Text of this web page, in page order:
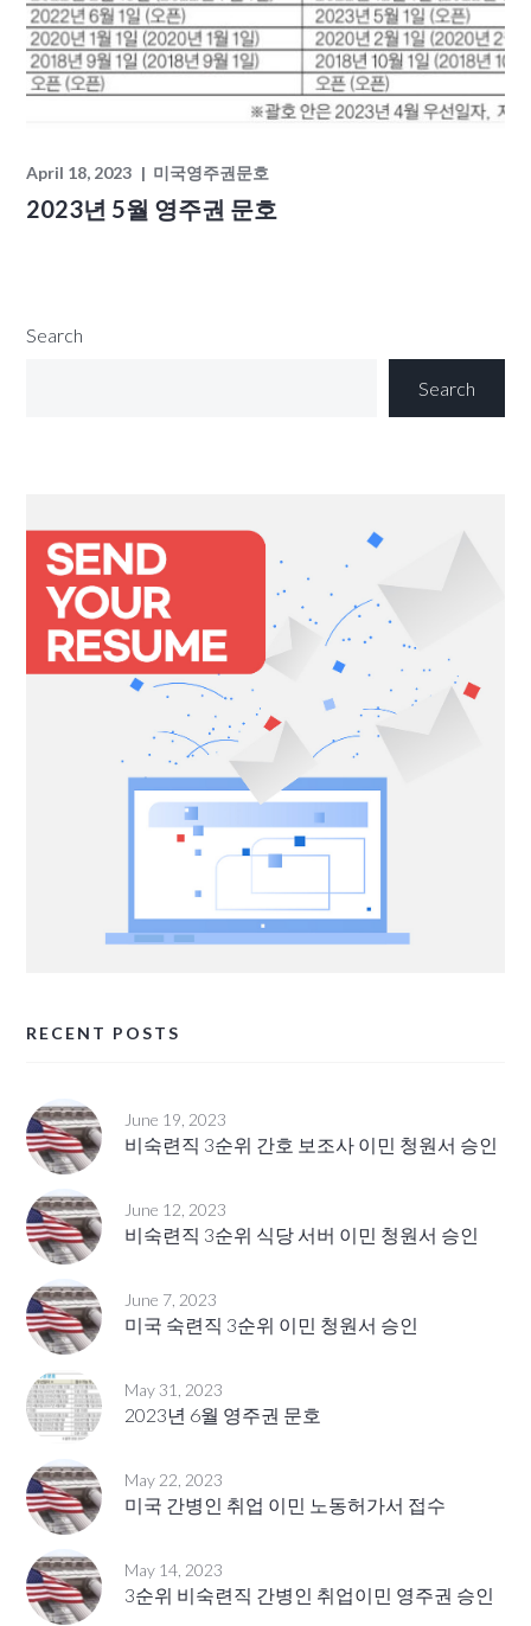
April 18, 2023 미국영주권문호
2023년 5월 영주권 문호
Search
Search
RECENT POSTS
June 19, 2023
비숙련직 3순위 간호 보조사 이민 청원서 승인
June 12, 2023
비숙련직 3순위 식당 서버 이민 청원서 승인
June 7, 2023
미국 숙련직 3순위 이민 청원서 승인
May 31, 2023
2023년 6월 영주권 문호
May 22, 2023
미국 간병인 취업 이민 노동허가서 접수
May 14, 2023
3순위 비숙련직 간병인 취업이민 영주권 승인